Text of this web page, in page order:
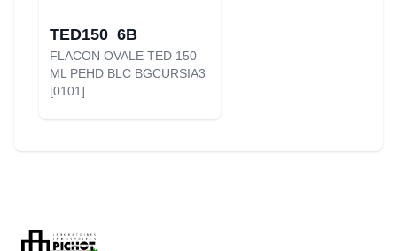
TED150_6B
FLACON OVALE TED 150
ML PEHD BLC BGCURSIA3
[0101]